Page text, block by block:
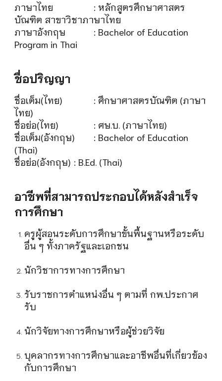
ภาษาไทย
: หลักสูตรศึกษาศาสตร
บัณฑิต สาขาวิชาภาษาไทย
ภาษาอังกฤษ
: Bachelor of Education
Program in Thai
ชื่อปริญญา
ชื่อเต็ม(ไทย)
: ศึกษาศาสตรบัณฑิต (ภาษา
ไทย)
ชื่อย่อ(ไทย)
: ศษ.บ. (ภาษาไทย)
ชื่อเต็ม(อังกฤษ)
: Bachelor of Education
(Thai)
ชื่อย่อ(อังกฤษ) : B.Ed. (Thai)
อาชีพที่สามารถประกอบได้หลังสำเร็จ
การศึกษา
ครูผู้สอนระดับการศึกษาขั้นพื้นฐานหรือระดับ
อื่น ๆ ทั้งภาครัฐและเอกชน
นักวิชาการทางการศึกษา
รับราชการตำแหน่งอื่น ๆ ตามที่ กพ.ประกาศ
รับ
นักวิจัยทางการศึกษาหรือผู้ช่วยวิจัย
บุคลากรทางการศึกษาและอาชีพอื่นที่เกี่ยวข้อง
กับการศึกษา